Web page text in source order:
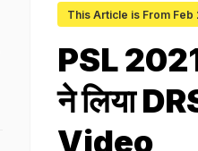
This Article is From Feb
PSL
ने लिया
Video